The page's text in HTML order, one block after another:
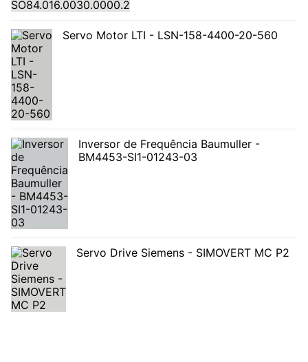
Servo Motor LTI - LSN-158-4400-20-560
Inversor de Frequência Baumuller -
BM4453-SI1-01243-03
Servo Drive Siemens - SIMOVERT MC P2